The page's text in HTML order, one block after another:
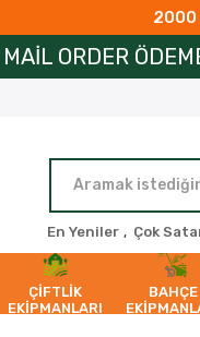
2000
ÖZEL 6
En Yeniler , Çok
ÇİFTLİK
EKİPMANLARI
BAHÇE